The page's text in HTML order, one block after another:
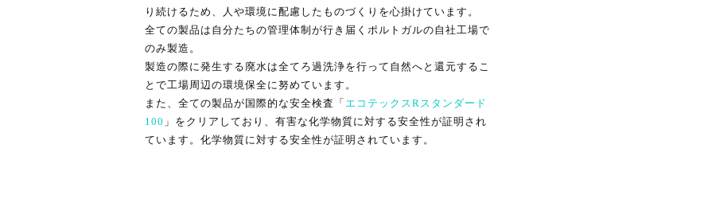
り続けるため、人や環境に配慮したものづくりを心掛けています。
全ての製品は自分たちの管理体制が行き届くポルトガルの自社工場で
のみ製造。
製造の際に発生する廃水は全てろ過洗浄を行って自然へと還元するこ
とで工場周辺の環境保全に努めています。
また、全ての製品が国際的な安全検査「 エコテックスRスタンダード
100 」をクリアしており、有害な化学物質に対する安全性が証明され
ています。化学物質に対する安全性が証明されています。